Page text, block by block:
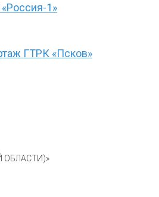
1»
ГТРК «Псков»
ОБЛАСТИ)»